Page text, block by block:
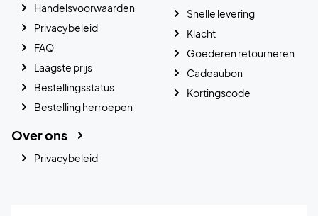
Handelsvoorwaarden
Privacybeleid
FAQ
Laagste prijs
Bestellingsstatus
Bestelling herroepen
Snelle levering
Klacht
Goederen retourneren
Cadeaubon
Kortingscode
Over ons
Privacybeleid